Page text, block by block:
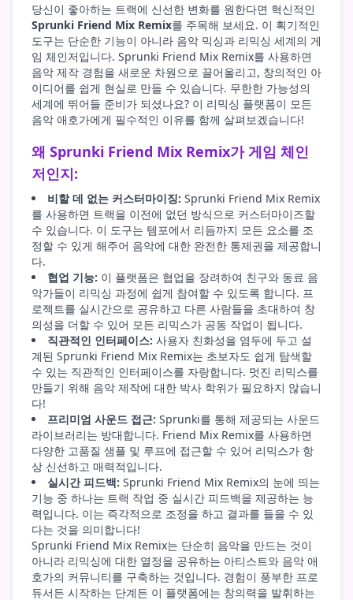
당신이 좋아하는 트랙에 신선한 변화를 원한다면 혁신적인
Sprunki Friend Mix Remix를 주목해 보세요. 이 획기적인
도구는 단순한 기능이 아니라 음악 믹싱과 리믹싱 세계의 게
임 체인저입니다. Sprunki Friend Mix Remix를 사용하면
음악 제작 경험을 새로운 차원으로 끌어올리고, 창의적인 아
이디어를 쉽게 현실로 만들 수 있습니다. 무한한 가능성의
세계에 뛰어들 준비가 되셨나요? 이 리믹싱 플랫폼이 모든
음악 애호가에게 필수적인 이유를 함께 살펴보겠습니다!
왜 Sprunki Friend Mix Remix가 게임 체인
저인지:
비할 데 없는 커스터마이징: Sprunki Friend Mix Remix
를 사용하면 트랙을 이전에 없던 방식으로 커스터마이즈할
수 있습니다. 이 도구는 템포에서 리듬까지 모든 요소를 조
정할 수 있게 해주어 음악에 대한 완전한 통제권을 제공합니
다.
협업 기능: 이 플랫폼은 협업을 장려하여 친구와 동료 음
악가들이 리믹싱 과정에 쉽게 참여할 수 있도록 합니다. 프
로젝트를 실시간으로 공유하고 다른 사람들을 초대하여 창
의성을 더할 수 있어 모든 리믹스가 공동 작업이 됩니다.
직관적인 인터페이스: 사용자 친화성을 염두에 두고 설
계된 Sprunki Friend Mix Remix는 초보자도 쉽게 탐색할
수 있는 직관적인 인터페이스를 자랑합니다. 멋진 리믹스를
만들기 위해 음악 제작에 대한 박사 학위가 필요하지 않습니
다!
프리미엄 사운드 접근: Sprunki를 통해 제공되는 사운드
라이브러리는 방대합니다. Friend Mix Remix를 사용하면
다양한 고품질 샘플 및 루프에 접근할 수 있어 리믹스가 항
상 신선하고 매력적입니다.
실시간 피드백: Sprunki Friend Mix Remix의 눈에 띄는
기능 중 하나는 트랙 작업 중 실시간 피드백을 제공하는 능
력입니다. 이는 즉각적으로 조정을 하고 결과를 들을 수 있
다는 것을 의미합니다!
Sprunki Friend Mix Remix는 단순히 음악을 만드는 것이
아니라 리믹싱에 대한 열정을 공유하는 아티스트와 음악 애
호가의 커뮤니티를 구축하는 것입니다. 경험이 풍부한 프로
듀서든 시작하는 단계든 이 플랫폼에는 창의력을 발휘하는